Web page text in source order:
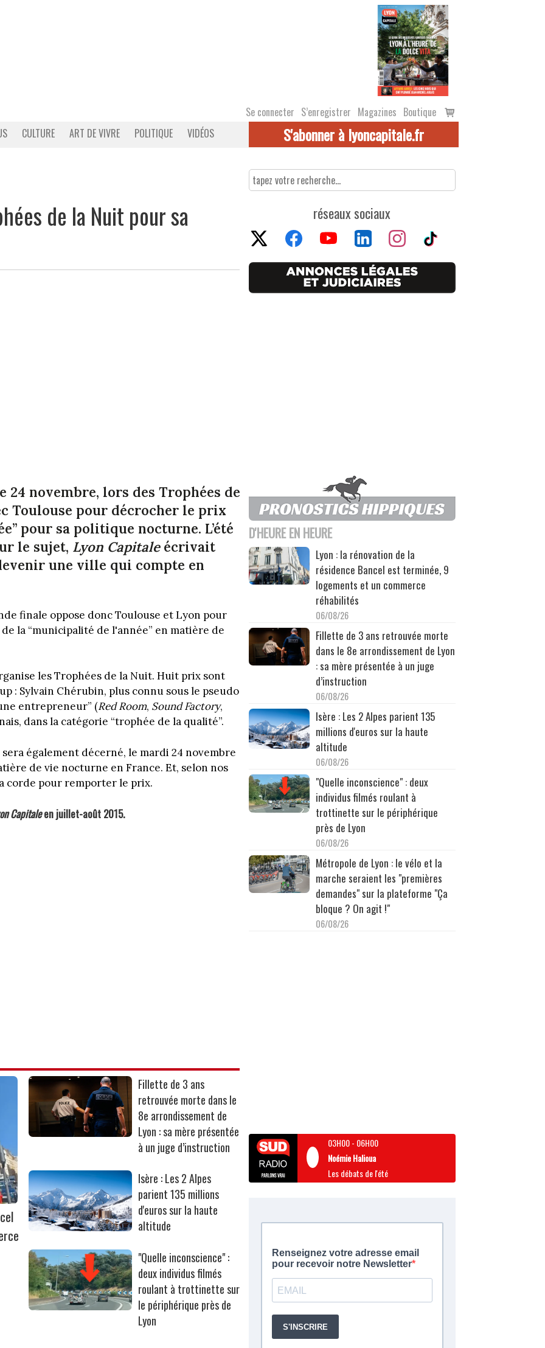
Se connecter S’enregistrer Magazines Boutique
Voir
le
CULTURE ART DE VIVRE POLITIQUE VIDÉOS S'abonner à lyoncapitale.fr
de la Nuit pour sa
24 novembre, lors des Trophées de
Toulouse pour décrocher le prix
pour sa politique nocturne. L’été
le sujet, Lyon Capitaleécrivait
une ville qui compte en
finale oppose donc Toulouse et Lyon pour
la “municipalité de l'année” en matière de
les Trophées de la Nuit. Huit prix sont
: Sylvain Chérubin, plus connu sous le pseudo
entrepreneur” (Red Room, Sound Factory,
dans la catégorie “trophée de la qualité”.
sera également décerné, le mardi 24 novembre
de vie nocturne en France. Et, selon nos
corde pour remporter le prix.
Capitaleen juillet-août 2015.
Fillette de 3 ans
retrouvée morte dans le
8e arrondissement de
Lyon : sa mère présentée
à un juge d’instruction
Isère : Les 2 Alpes
parient 135 millions
d'euros sur la haute
altitude
"Quelle inconscience" :
deux individus filmés
roulant à trottinette sur
le périphérique près de
Lyon
réseaux sociaux
D'HEURE EN HEURE
Lyon : la rénovation de la
résidence Bancel est terminée, 9
logements et un commerce
réhabilités
06/08/26
Fillette de 3 ans retrouvée morte
dans le 8e arrondissement de Lyon
: sa mère présentée à un juge
d’instruction
06/08/26
Isère : Les 2 Alpes parient 135
millions d'euros sur la haute
altitude
06/08/26
"Quelle inconscience" : deux
individus filmés roulant à
trottinette sur le périphérique
près de Lyon
06/08/26
Métropole de Lyon : le vélo et la
marche seraient les "premières
demandes" sur la plateforme "Ça
bloque ? On agit !"
06/08/26
03H00- 06H00
Noémie Halioua
Les débats de l'été